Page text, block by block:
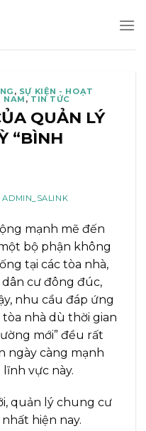
, SỰ KIỆN - HOẠT
NAM , TIN TỨC
QUẢN LÝ
“BÌNH
ADMIN_SALINK
mạnh mẽ đến
bộ phận không
tại các tòa nhà,
cư đông đúc,
nhu cầu đáp ứng
nhà dù thời gian
mới” đều rất
ngày càng mạnh
vực này.
quản lý chung cư
hiện nay.